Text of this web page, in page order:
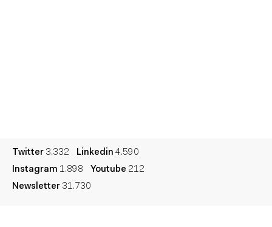
Twitter 3.332 Linkedin 4.590
Instagram 1.898 Youtube 212
Newsletter 31.730